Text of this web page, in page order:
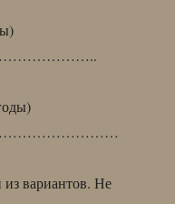
вариантов. Не